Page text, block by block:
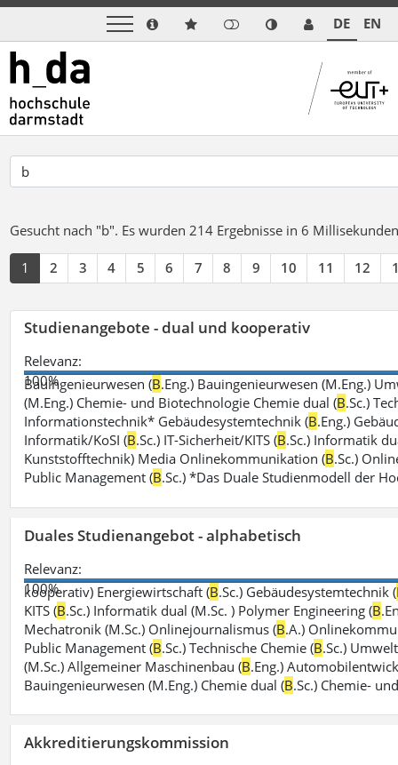
DE EN
Gesucht nach "b". Es wurden 214 Ergebnisse in 6
1 2 3 4 5 6 7 8 9 10 11 12
Studienangebote - dual und kooperativ
Relevanz:
100%
Bauingenieurwesen (B.Eng.) Bauingenieurwesen (M.Eng.)
(M.Eng.) Chemie- und Biotechnologie Chemie dual (B.Sc.)
Informationstechnik* Gebäudesystemtechnik (B.Eng.)
Informatik/KoSI (B.Sc.) IT-Sicherheit/KITS (B.Sc.) Informatik
Kunststofftechnik) Media Onlinekommunikation (B.Sc.)
Public Management (B.Sc.) *Das Duale Studienmodell der
Duales Studienangebot - alphabetisch
Relevanz:
100%
kooperativ) Energiewirtschaft (B.Sc.) Gebäudesystemtechnik (
KITS (B.Sc.) Informatik dual (M.Sc. ) Polymer Engineering (B
Mechatronik (M.Sc.) Onlinejournalismus (B.A.)
Public Management (B.Sc.) Technische Chemie (B.Sc.)
(M.Sc.) Allgemeiner Maschinenbau (B.Eng.)
Bauingenieurwesen (M.Eng.) Chemie dual (B.Sc.) Chemie-
Akkreditierungskommission